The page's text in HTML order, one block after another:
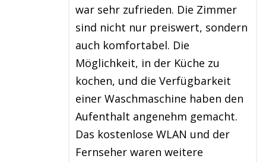
war sehr zufrieden. Die Zimmer
sind nicht nur preiswert, sondern
auch komfortabel. Die
Möglichkeit, in der Küche zu
kochen, und die Verfügbarkeit
einer Waschmaschine haben den
Aufenthalt angenehm gemacht.
Das kostenlose WLAN und der
Fernseher waren weitere